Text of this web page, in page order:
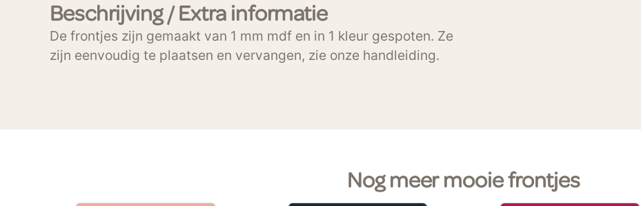
Beschrijving / Extra informatie
De frontjes zijn gemaakt van 1 mm mdf en in 1 kleur gespoten. Ze
zijn eenvoudig te plaatsen en vervangen, zie onze handleiding.
Nog meer mooie frontjes